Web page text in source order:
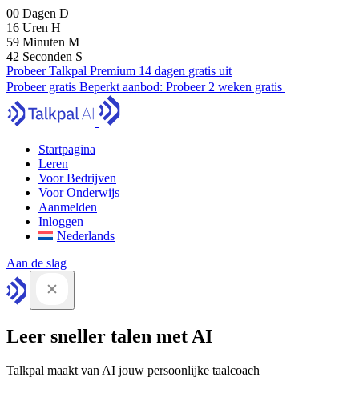
00 Dagen D
16 Uren H
59 Minuten M
41 Seconden S
Probeer Talkpal Premium 14 dagen gratis uit
Probeer gratis Beperkt aanbod: Probeer 2 weken gratis
Startpagina
Leren
Voor Bedrijven
Voor Onderwijs
Aanmelden
Inloggen
Nederlands
Aan de slag
Leer sneller talen met AI
Talkpal maakt van AI jouw persoonlijke taalcoach